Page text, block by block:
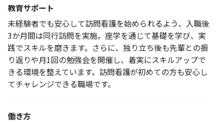
教育サポート
未経験者でも安心して訪問看護を始められるよう、入職後
3か月間は同行訪問を実施。座学を通じて基礎を学び、実
践でスキルを磨きます。さらに、独り立ち後も先輩との振
り返りや月1回の勉強会を開催し、着実にスキルアップで
きる環境を整えています。訪問看護が初めての方も安心し
てチャレンジできる職場です。
働き方